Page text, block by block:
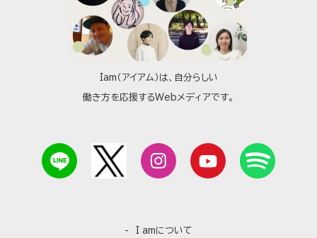
Iam（アイアム）は、自分らしい
働き方を応援するWebメディアです。
I amについて